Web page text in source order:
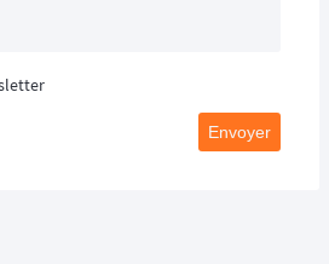
Envoyer